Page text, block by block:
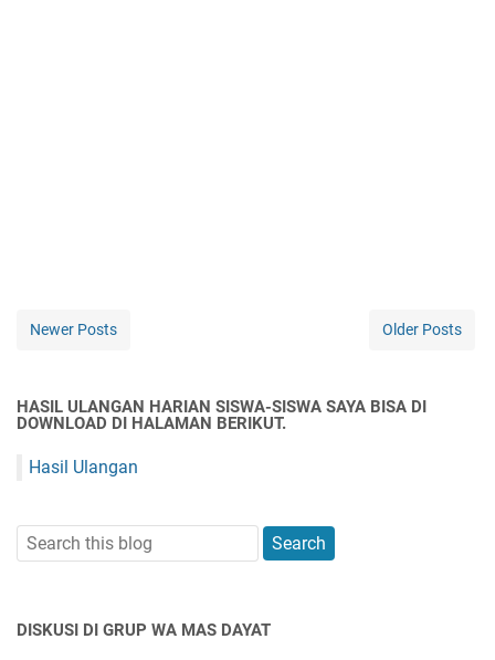
Newer Posts Older Posts
HASIL ULANGAN HARIAN SISWA-SISWA SAYA BISA DI
DOWNLOAD DI HALAMAN BERIKUT.
Hasil Ulangan
DISKUSI DI GRUP WA MAS DAYAT